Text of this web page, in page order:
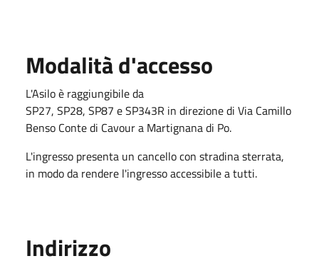
Modalità d'accesso
L'Asilo è raggiungibile da
SP27, SP28, SP87 eSP343R in direzione di Via Camillo
Benso Conte di Cavoura Martignana di Po.
L'ingresso presenta un cancello con stradina sterrata,
in modo da rendere l'ingresso accessibile a tutti.
Indirizzo